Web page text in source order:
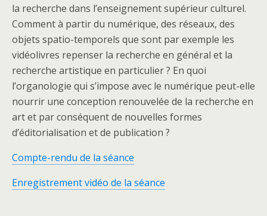
la recherche dans l’enseignement supérieur culturel.
Comment à partir du numérique, des réseaux, des
objets spatio-temporels que sont par exemple les
vidéolivres repenser la recherche en général et la
recherche artistique en particulier ? En quoi
l’organologie qui s’impose avec le numérique peut-elle
nourrir une conception renouvelée de la recherche en
art et par conséquent de nouvelles formes
d’éditorialisation et de publication ?
Compte-rendu de la séance
Enregistrement vidéo de la séance